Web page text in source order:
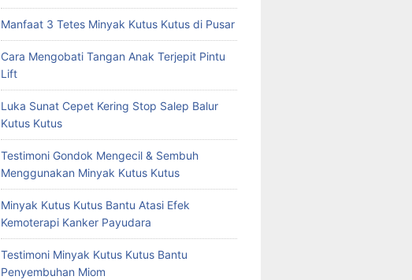
Manfaat 3 Tetes Minyak Kutus Kutus di Pusar
Cara Mengobati Tangan Anak Terjepit Pintu
Lift
Luka Sunat Cepet Kering Stop Salep Balur
Kutus Kutus
Testimoni Gondok Mengecil & Sembuh
Menggunakan Minyak Kutus Kutus
Minyak Kutus Kutus Bantu Atasi Efek
Kemoterapi Kanker Payudara
Testimoni Minyak Kutus Kutus Bantu
Penyembuhan Miom